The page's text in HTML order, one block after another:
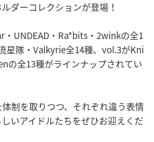
ダーコレクションが登場！
UNDEAD・Ra*bits・2winkの全1
星隊・Valkyrie全14種、vol.3がKni
の全13種がラインナップされてい
制を取りつつ、それぞれ違う表情
いアイドルたちをぜひお迎えくだ